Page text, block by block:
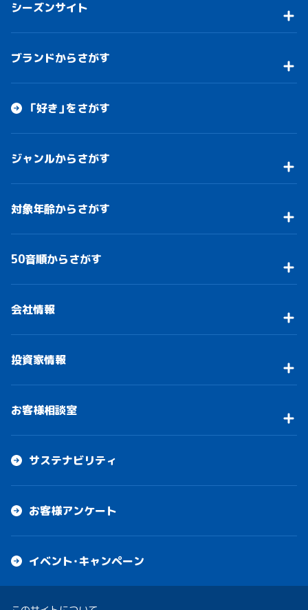
シーズンサイト
ブランドからさがす
「好き」をさがす
ジャンルからさがす
対象年齢からさがす
50音順からさがす
会社情報
投資家情報
お客様相談室
サステナビリティ
お客様アンケート
イベント・キャンペーン